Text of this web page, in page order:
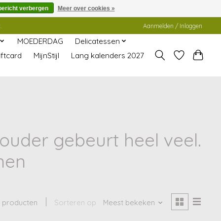
Aanmelden / Inloggen
MOEDERDAG
Delicatessen
MijnStijl
Lang kalenders 2027
gebeurt heel veel.
producten Sorteren op Meest bekeken
verbergen Meer over cookies »